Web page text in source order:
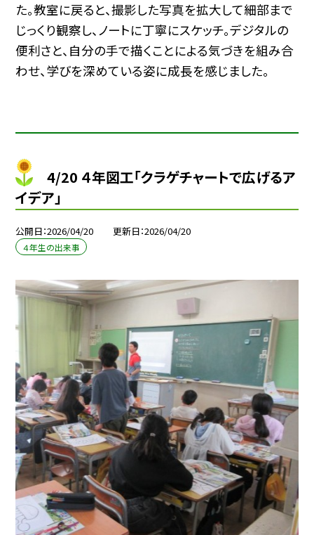
た。教室に戻ると、撮影した写真を拡大して細部まで
じっくり観察し、ノートに丁寧にスケッチ。デジタルの
便利さと、自分の手で描くことによる気づきを組み合
わせ、学びを深めている姿に成長を感じました。
4/20 ４年図工「クラゲチャートで広げるア
イデア」
公開日 2026/04/20 更新日 2026/04/20
４年生の出来事